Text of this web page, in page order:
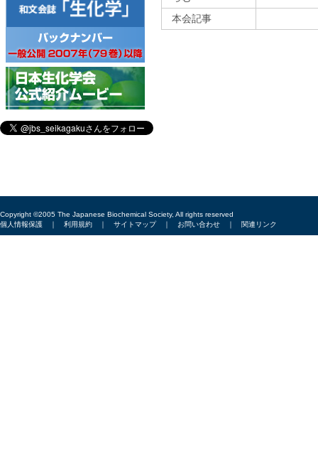
本会記事
Copyright ©2005 The Japanese Biochemical Society, All rights reserved
個人情報保護 ｜ 利用規約 ｜ サイトマップ｜ お問い合わせ ｜ 関連リンク